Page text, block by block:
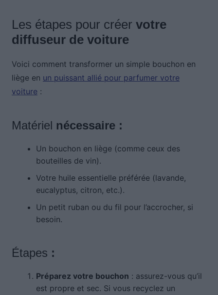
Les étapes pour créer votre
diffuseur de voiture
Voici comment transformer un simple bouchon en
liège en un puissant allié pour parfumer votre
voiture:
Matériel nécessaire :
Un bouchon en liège (comme ceux des
bouteilles de vin).
Votre huile essentielle préférée (lavande,
eucalyptus, citron, etc.).
Un petit ruban ou du fil pour l’accrocher, si
besoin.
Étapes :
Préparez votre bouchon : assurez-vous qu’il
est propre et sec. Si vous recyclez un